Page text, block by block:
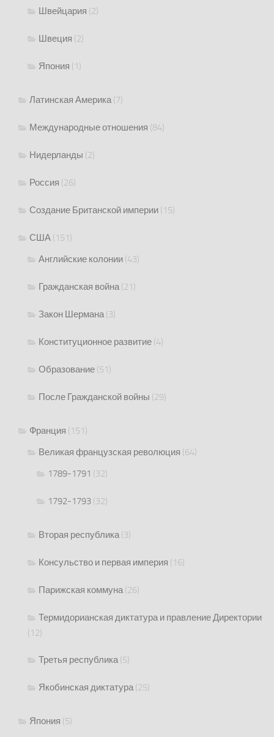
Швейцария (2)
Швеция (2)
Япония (1)
Латинская Америка(7)
Международные отношения (84)
Нидерланды (2)
Россия (26)
Создание Британской империи (15)
США (151)
Английские колонии (43)
Гражданская война(21)
Закон Шермана(3)
Конституционное развитие (4)
Образование (51)
После Гражданской войны (29)
Франция (151)
Великая французская революция (64)
1789-1791 (32)
1792-1793 (32)
Вторая республика(3)
Консульство и первая империя (16)
Парижская коммуна(26)
Термидорианская диктатура и правление Директории
(12)
Третья республика(5)
Якобинская диктатура(25)
Япония (5)